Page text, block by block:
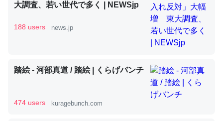
昆虫ってカルシウム少ないのか。知らんかった。調べたら
コオロギのカルシウム分はエビの600分の1程度。
─ニュース :: 【研究発表】昆虫学の大問題＝「昆虫はなぜ海にいな
論文では「淡水はカルシウムも酸素も不足してて両方に不
大調査、若い世代で多く | NEWSjp
188 users news.jp
踏絵 - 河部真道 / 踏絵 | くらげバンチ
474 users kuragebunch.com